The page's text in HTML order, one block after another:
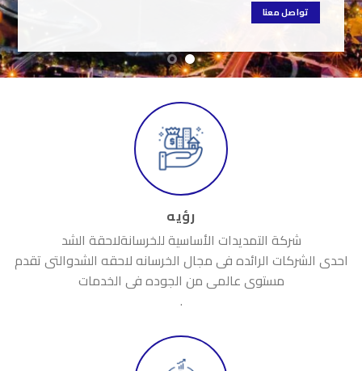
تواصل معنا
رؤيه
شركة التمديدات الأساسية للخرسانةلاحقة الشد
احدى الشركات الرائده فى مجال الخرسانه لاحقه الشدوالتى تقدم
مستوى عالمى من الجوده فى الخدمات
.